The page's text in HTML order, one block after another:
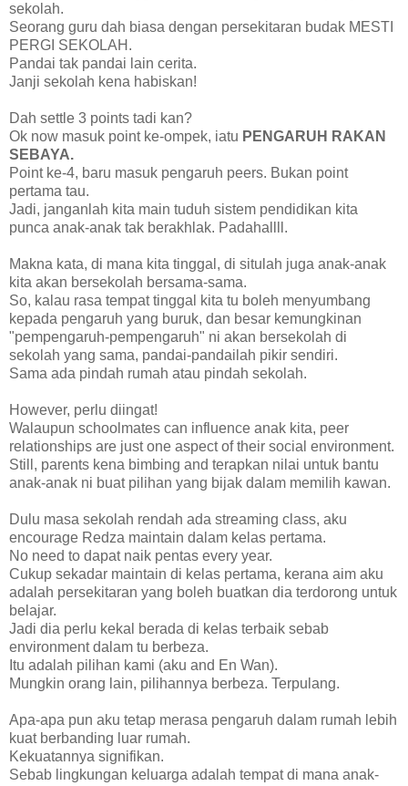
sekolah.
Seorang guru dah biasa dengan persekitaran budak MESTI
PERGI SEKOLAH.
Pandai tak pandai lain cerita.
Janji sekolah kena habiskan!
Dah settle 3 points tadi kan?
Ok now masuk point ke-ompek, iatu PENGARUH RAKAN
SEBAYA.
Point ke-4, baru masuk pengaruh peers. Bukan point
pertama tau.
Jadi, janganlah kita main tuduh sistem pendidikan kita
punca anak-anak tak berakhlak. Padahallll.
Makna kata, di mana kita tinggal, di situlah juga anak-anak
kita akan bersekolah bersama-sama.
So, kalau rasa tempat tinggal kita tu boleh menyumbang
kepada pengaruh yang buruk, dan besar kemungkinan
"pempengaruh-pempengaruh" ni akan bersekolah di
sekolah yang sama, pandai-pandailah pikir sendiri.
Sama ada pindah rumah atau pindah sekolah.
However, perlu diingat!
Walaupun schoolmates can influence anak kita, peer
relationships are just one aspect of their social environment.
Still, parents kena bimbing and terapkan nilai untuk bantu
anak-anak ni buat pilihan yang bijak dalam memilih kawan.
Dulu masa sekolah rendah ada streaming class, aku
encourage Redza maintain dalam kelas pertama.
No need to dapat naik pentas every year.
Cukup sekadar maintain di kelas pertama, kerana aim aku
adalah persekitaran yang boleh buatkan dia terdorong untuk
belajar.
Jadi dia perlu kekal berada di kelas terbaik sebab
environment dalam tu berbeza.
Itu adalah pilihan kami (aku and En Wan).
Mungkin orang lain, pilihannya berbeza. Terpulang.
Apa-apa pun aku tetap merasa pengaruh dalam rumah lebih
kuat berbanding luar rumah.
Kekuatannya signifikan.
Sebab lingkungan keluarga adalah tempat di mana anak-